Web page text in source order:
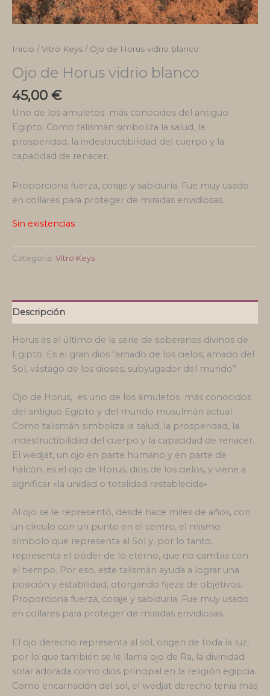
Inicio /Vitro Keys / Ojo de Horus vidrio blanco
Ojo de Horus vidrio blanco
45,00 €
Uno de los amuletos más conocidos del antiguo
Egipto. Como talismán simboliza la salud, la
prosperidad, la indestructibilidad del cuerpo y la
capacidad de renacer.
Proporciona fuerza, coraje y sabiduría. Fue muy usado
en collares para proteger de miradas envidiosas.
Sin existencias
Categoría: Vitro Keys
Descripción
Horus es el último de la serie de soberanos divinos de
Egipto. Es el gran dios “amado de los cielos, amado del
Sol, vástago de los dioses, subyugador del mundo”.
Ojo de Horus, es uno de los amuletos más conocidos
del antiguo Egipto y del mundo musulmán actual.
Como talismán simboliza la salud, la prosperidad, la
indestructibilidad del cuerpo y la capacidad de renacer.
El wedjat, un ojo en parte humano y en parte de
halcón, es el ojo de Horus, dios de los cielos, y viene a
significar «la unidad o totalidad restablecida».
Al ojo se le representó, desde hace miles de años, con
un círculo con un punto en el centro, el mismo
símbolo que representa al Sol y, por lo tanto,
representa el poder de lo eterno, que no cambia con
el tiempo. Por eso, este talismán ayuda a lograr una
posición y estabilidad, otorgando fijeza de objetivos.
Proporciona fuerza, coraje y sabiduría. Fue muy usado
en collares para proteger de miradas envidiosas.
El ojo derecho representa al sol, origen de toda la luz,
por lo que también se le llama ojo de Ra, la divinidad
solar adorada como dios principal en la religión egipcia.
Como encarnación del sol, el wedjat derecho tenía más